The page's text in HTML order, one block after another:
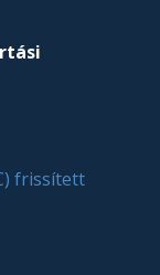
frissített